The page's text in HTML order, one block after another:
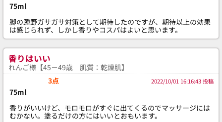
75ml
脚の踵野ガサガサ対策として期待したのですが、期待以上の効果
は感じられず、しかし香りやコスパはよいと思います。
香りはいい
れんご様【45－49歳 肌質：乾燥肌】
3点
2022/10/01 16:16:43 投稿
75ml
香りがいいけど、モロモロがすぐに出てくるのでマッサージには
むかない。塗るだけの方にはいいとおもいます。